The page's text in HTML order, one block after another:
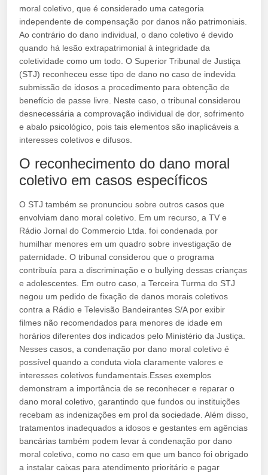
moral coletivo, que é considerado uma categoria
independente de compensação por danos não patrimoniais.
Ao contrário do dano individual, o dano coletivo é devido
quando há lesão extrapatrimonial à integridade da
coletividade como um todo. O Superior Tribunal de Justiça
(STJ) reconheceu esse tipo de dano no caso de indevida
submissão de idosos a procedimento para obtenção de
benefício de passe livre. Neste caso, o tribunal considerou
desnecessária a comprovação individual de dor, sofrimento
e abalo psicológico, pois tais elementos são inaplicáveis a
interesses coletivos e difusos.
O reconhecimento do dano moral
coletivo em casos específicos
O STJ também se pronunciou sobre outros casos que
envolviam dano moral coletivo. Em um recurso, a TV e
Rádio Jornal do Commercio Ltda. foi condenada por
humilhar menores em um quadro sobre investigação de
paternidade. O tribunal considerou que o programa
contribuía para a discriminação e o bullying dessas crianças
e adolescentes. Em outro caso, a Terceira Turma do STJ
negou um pedido de fixação de danos morais coletivos
contra a Rádio e Televisão Bandeirantes S/A por exibir
filmes não recomendados para menores de idade em
horários diferentes dos indicados pelo Ministério da Justiça.
Nesses casos, a condenação por dano moral coletivo é
possível quando a conduta viola claramente valores e
interesses coletivos fundamentais.Esses exemplos
demonstram a importância de se reconhecer e reparar o
dano moral coletivo, garantindo que fundos ou instituições
recebam as indenizações em prol da sociedade. Além disso,
tratamentos inadequados a idosos e gestantes em agências
bancárias também podem levar à condenação por dano
moral coletivo, como no caso em que um banco foi obrigado
a instalar caixas para atendimento prioritário e pagar